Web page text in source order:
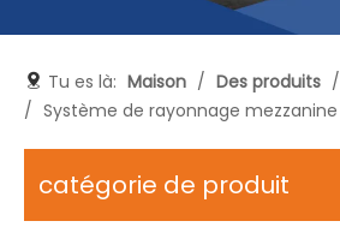
Tu es là: Maison / Des produits /
/ Système de rayonnage mezzanine
catégorie de produit